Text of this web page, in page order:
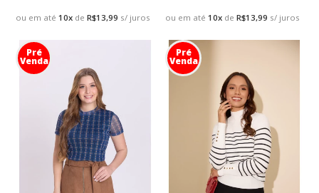
ou em até10x deR$13,99 s/ juros ou em até10x deR$13,99 s/ juros
Pré
Venda
Pré
Venda